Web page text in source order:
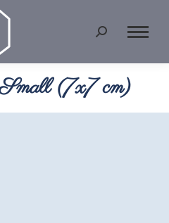
Recherche
(7x7 cm)
êtes ici :